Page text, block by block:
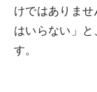
けではありま
はいらない」
す。